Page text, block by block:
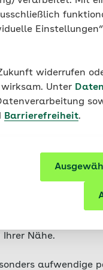
widerrufen
Unter
Barrierefreiheit.
schwer kranker
auf der
mitfinanziert,
Nähe.
aufwendige